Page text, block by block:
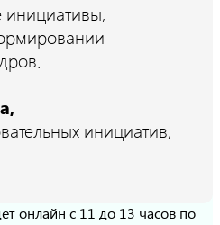
инициатив,
онлайн с 11 до 13 часов по